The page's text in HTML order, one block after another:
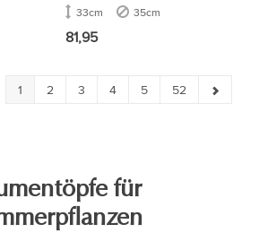
33cm 35cm
81,95
1 2 3 4 5 52
für